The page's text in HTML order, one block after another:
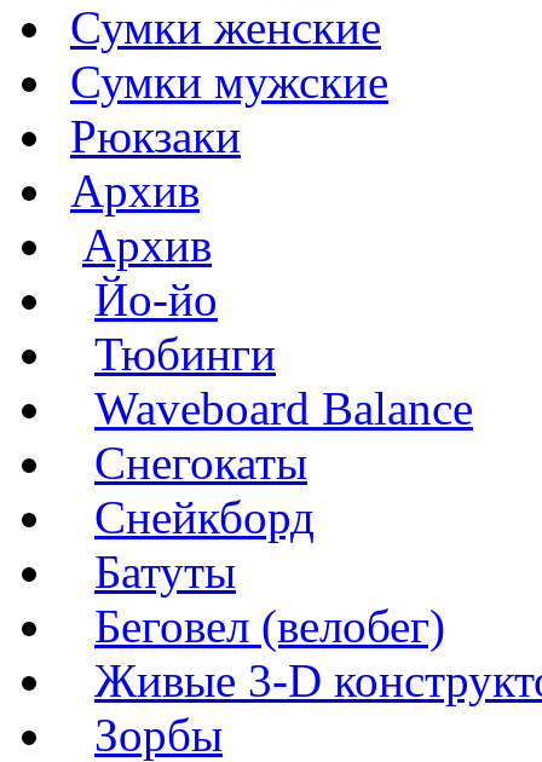
Сумки женские
Сумки мужские
Рюкзаки
Архив
Архив
Йо-йо
Тюбинги
Waveboard Balance
Снегокаты
Снейкборд
Батуты
Беговел (велобег)
Живые 3-D
Зорбы